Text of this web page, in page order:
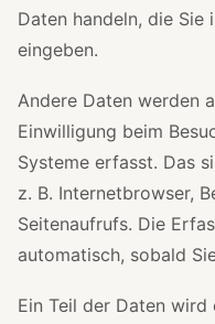
Daten handeln, die
eingeben.
Andere Daten werden
Einwilligung beim
Systeme erfasst. Das
z. B. Internetbrowser,
Seitenaufrufs. Die
automatisch, sobald
Ein Teil der Daten